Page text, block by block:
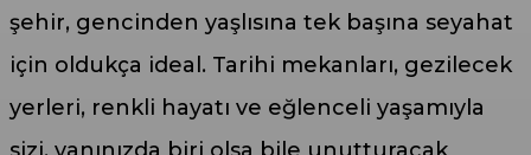
şehir, gencinden yaşlısına tek başına seyahat
için oldukça ideal. Tarihi mekanları, gezilecek
yerleri, renkli hayatı ve eğlenceli yaşamıyla